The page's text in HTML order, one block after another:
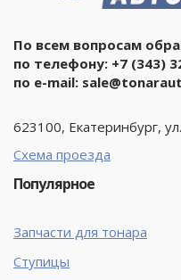
По всем вопросам
по телефону: +7 (343)
по e-mail:
623100, Екатеринбург,
Схема проезда
Популярное
Запчасти для тонара
Ступицы